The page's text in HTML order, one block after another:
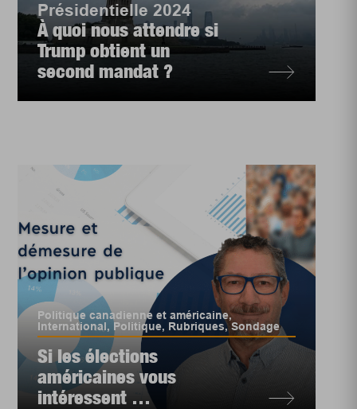
Présidentielle 2024
À quoi nous attendre si
Trump obtient un
second mandat ?
Politique canadienne et américaine,
International, Politique, Rubriques,Sondage
Si les élections
américaines vous
intéressent …